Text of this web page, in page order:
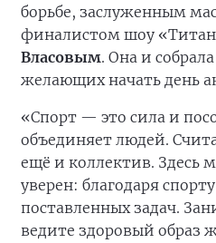
борьбе, заслуженным
финалистом шоу
Власовым. Она и
желающих начать день
«Спорт — это сила и
объединяет людей.
ещё и коллектив. Здесь
уверен: благодаря
поставленных задач.
ведите здоровый образ